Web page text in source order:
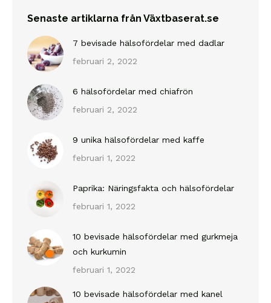
Senaste artiklarna från Växtbaserat.se
7 bevisade hälsofördelar med dadlar
februari 2, 2022
6 hälsofördelar med chiafrön
februari 2, 2022
9 unika hälsofördelar med kaffe
februari 1, 2022
Paprika: Näringsfakta och hälsofördelar
februari 1, 2022
10 bevisade hälsofördelar med gurkmeja
och kurkumin
februari 1, 2022
10 bevisade hälsofördelar med kanel